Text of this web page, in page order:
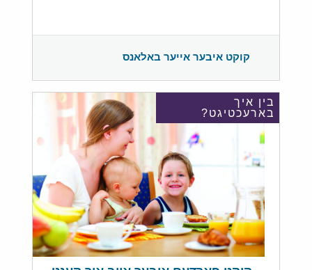
קוקט איבער אייער באלאנס
בין איך
בארעכטיגט?